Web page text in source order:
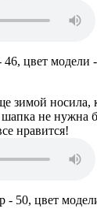
46, цвет модели
зимой носила,
не нужна
нравится!
- 50, цвет